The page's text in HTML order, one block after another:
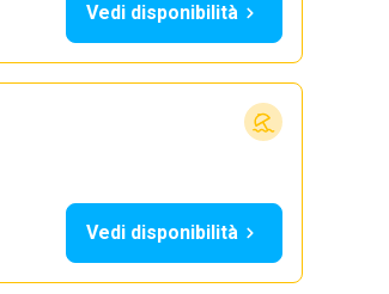
Vedi disponibilità
Vedi disponibilità